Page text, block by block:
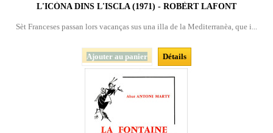
L'ICÒNA DINS L'ISCLA (1971) - ROBÈRT LAFONT
Sèt Franceses passan lors vacanças sus una illa de la Mediterranèa, que i...
Ajouter au panier Détails